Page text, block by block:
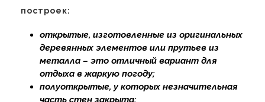
построек:
открытые, изготовленные из оригинальных
деревянных элементов или прутьев из
металла – это отличный вариант для
отдыха в жаркую погоду;
полуоткрытые, у которых незначительная
часть стен закрыта;